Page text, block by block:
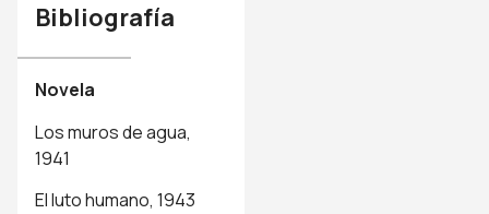
Bibliografía
Novela
Los muros de agua,
1941
El luto humano, 1943